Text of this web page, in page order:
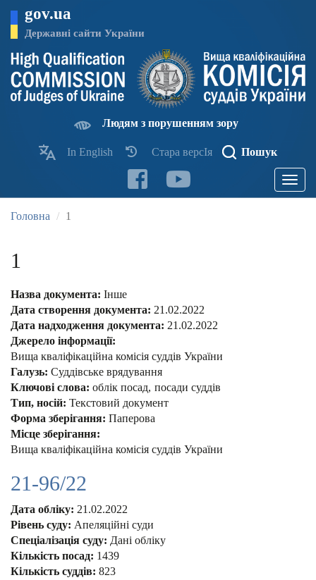
основного
матеріалу
gov.ua
Державні сайти України
Людям з порушенням зору
In English Стара версІя Пошук
Toggle
Головна 1
1
Назва документа: Інше
Дата створення документа: 21.02.2022
Дата надходження документа: 21.02.2022
Джерело інформації:
Вища кваліфікаційна комісія суддів України
Галузь: Суддівське врядування
Ключові слова: облік посад посади суддів
Тип, носій: Текстовий документ
Форма зберігання: Паперова
Місце зберігання:
Вища кваліфікаційна комісія суддів України
21-96/22
Дата обліку: 21.02.2022
Рівень суду: Апеляційні суди
Спеціалізація суду: Дані обліку
Кількість посад: 1439
Кількість суддів: 823